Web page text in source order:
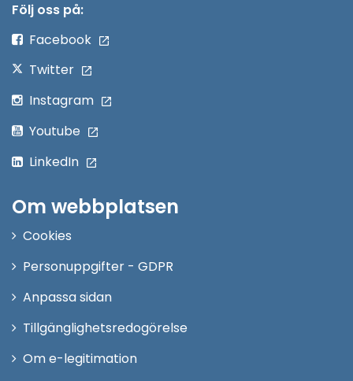
Följ oss på:
Facebook
Twitter
Instagram
Youtube
LinkedIn
Om webbplatsen
Cookies
Personuppgifter - GDPR
Anpassa sidan
Tillgänglighetsredogörelse
Om e-legitimation